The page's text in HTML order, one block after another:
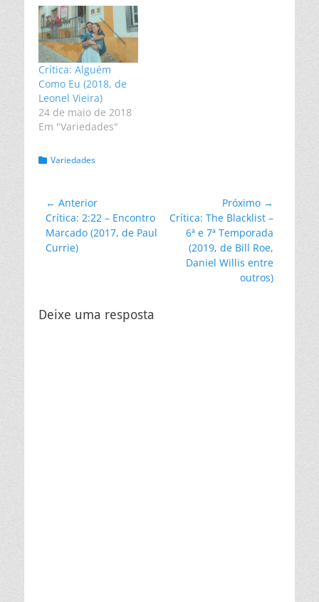
Crítica: Alguém
Como Eu (2018, de
Leonel Vieira)
24 de maio de 2018
Em "Variedades"
Categorias:
Variedades
Navegação
de
Post
← Anterior
Post
anterior:
Crítica: 2:22 – Encontro
Marcado (2017, de Paul
Currie)
Próximo →
Próximo
Crítica: The Blacklist –
6ª e 7ª Temporada
(2019, de Bill Roe,
Daniel Willis entre
outros)
Deixe uma resposta